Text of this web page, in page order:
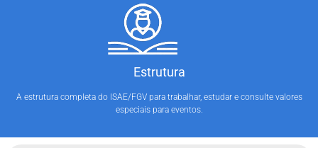
Estrutura
A estrutura completa do ISAE/FGV para trabalhar, estudar e consulte valores
especiais para eventos.